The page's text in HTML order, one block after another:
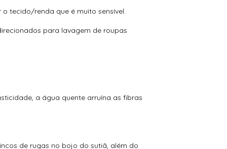
tecido/renda que é muito sensível.
para lavagem de roupas
a água quente arruína as fibras
de rugas no bojo do sutiã, além do